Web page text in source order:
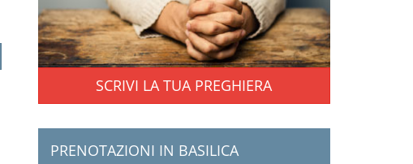
SCRIVI LA TUA PREGHIERA
PRENOTAZIONI IN BASILICA